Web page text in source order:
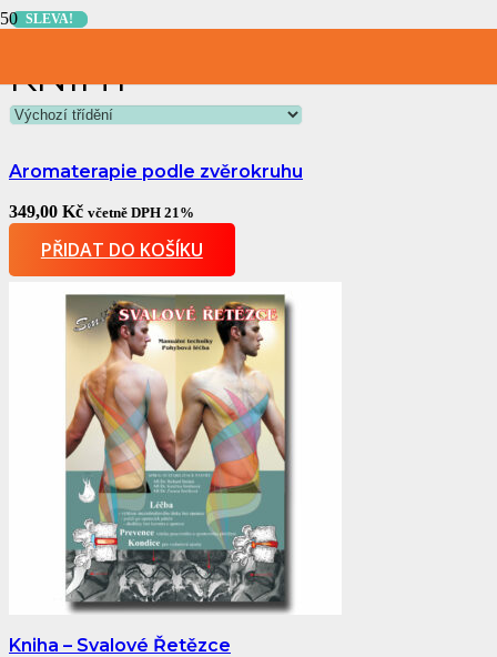
KNIHY
Aromaterapie podle zvěrokruhu
349,00 Kč včetně DPH 21%
PŘIDAT DO KOŠÍKU
Kniha – Svalové Řetězce
SLEVA!
SLEVA!